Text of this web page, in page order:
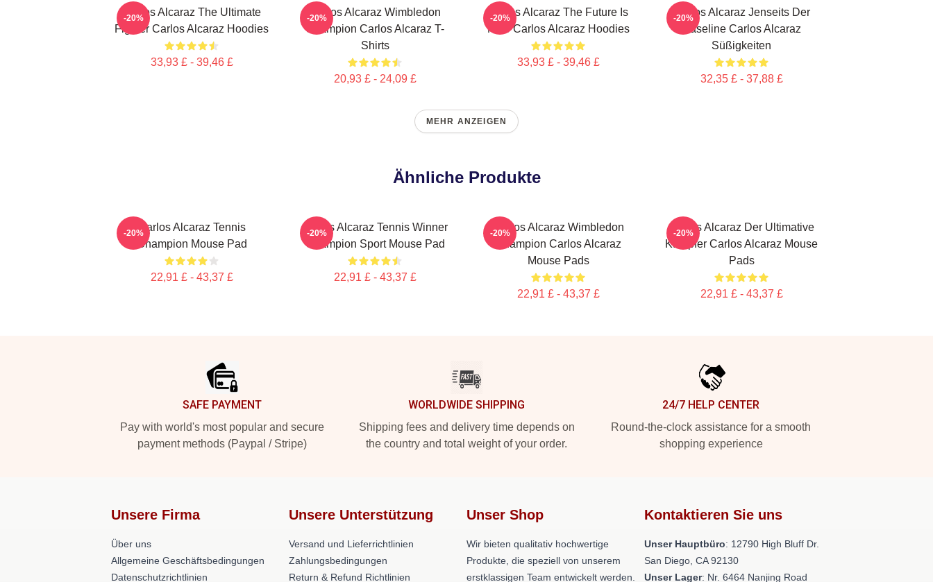
Carlos Alcaraz The Ultimate
Fighter Carlos Alcaraz Hoodies
33,93 £ - 39,46 £
-20%
Carlos Alcaraz Wimbledon
Champion Carlos Alcaraz T-
Shirts
20,93 £ - 24,09 £
-20%
Carlos Alcaraz The Future Is
Now Carlos Alcaraz Hoodies
33,93 £ - 39,46 £
-20%
Carlos Alcaraz Jenseits Der
Baseline Carlos Alcaraz
Süßigkeiten
32,35 £ - 37,88 £
-20%
MEHR ANZEIGEN
Ähnliche Produkte
Carlos Alcaraz Tennis
Champion Mouse Pad
22,91 £ - 43,37 £
-20%
Carlos Alcaraz Tennis Winner
Champion Sport Mouse Pad
22,91 £ - 43,37 £
-20%
Carlos Alcaraz Wimbledon
Champion Carlos Alcaraz
Mouse Pads
22,91 £ - 43,37 £
-20%
Carlos Alcaraz Der Ultimative
Kämpfer Carlos Alcaraz Mouse
Pads
22,91 £ - 43,37 £
-20%
SAFE PAYMENT
Pay with world's most popular and secure
payment methods (Paypal / Stripe)
WORLDWIDE SHIPPING
Shipping fees and delivery time depends on
the country and total weight of your order.
24/7 HELP CENTER
Round-the-clock assistance for a smooth
shopping experience
Unsere Firma
Über uns
Allgemeine Geschäftsbedingungen
Datenschutzrichtlinien
Unsere Unterstützung
Versand und Lieferrichtlinien
Zahlungsbedingungen
Return & Refund Richtlinien
Unser Shop
Wir bieten qualitativ hochwertige
Produkte, die speziell von unserem
erstklassigen Team entwickelt werden.
Kontaktieren Sie uns
Unser Hauptbüro: 12790 High Bluff Dr.
San Diego, CA 92130
Unser Lager: Nr. 6464 Nanjing Road